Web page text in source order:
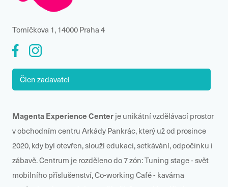
Tomíčkova 1, 14000 Praha 4
Člen zadavatel
Magenta Experience Center je unikátní vzdělávací prostor
v obchodním centru Arkády Pankrác, který už od prosince
2020, kdy byl otevřen, slouží edukaci, setkávání, odpočinku i
zábavě. Centrum je rozděleno do 7 zón: Tuning stage - svět
mobilního příslušenství, Co-working Café - kavárna